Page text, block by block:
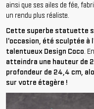
ainsi que ses ailes de fée,
un rendu plus réaliste.
Cette superbe statuette
l'occasion, été sculptée à
talentueux Design Coco.
atteindra une hauteur de
profondeur de 24,4 cm,
sur votre étagère !